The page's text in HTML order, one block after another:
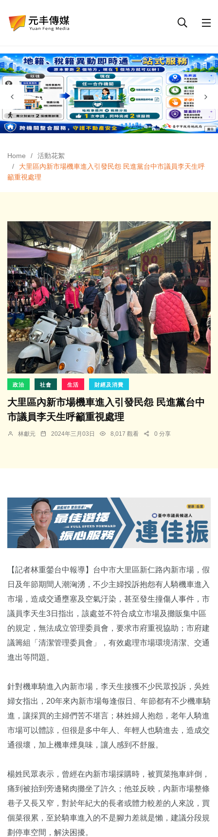
Home
活動花絮
大里區內新市場機車進入引發民怨 民進黨台中市議員李天生呼
籲重視處理
政治 社會 生活 財經及消費
大里區內新市場機車進入引發民怨 民進黨台中
市議員李天生呼籲重視處理
林獻元 2024年三月03日 8,017 觀看 0 分享
【記者林重鎣台中報導】台中市大里區新仁路內新市場，假
日及年節期間人潮洶湧，不少主婦投訴抱怨有人騎機車進入
市場，造成交通壅塞及空氣汙染，甚至發生撞傷人事件，市
議員李天生3日指出，該處並不符合成立市場及攤販集中區
的規定，無法成立管理委員會，要求市府重視協助；市府建
議籌組「清潔管理委員會」，有效處理市場環境清潔、交通
進出等問題。
針對機車騎進入內新市場，李天生接獲不少民眾投訴，吳姓
婦女指出，20年來內新市場每逢假日、年節都有不少機車騎
進，讓採買的主婦們苦不堪言；林姓婦人抱怨，老年人騎進
市場可以體諒，但很是多中年人、年輕人也騎進去，造成交
通很壞，加上機車煙臭味，讓人感到不舒服。
楊姓民眾表示，曾經在內新市場採購時，被買菜拖車絆倒，
痛到被抬到旁邊豬肉攤坐了許久；他並反映，內新市場整條
巷子又長又窄，對於年紀大的長者或體力較差的人來說，買
個菜很累，至於騎車進入的不是腳力差就是懶，建議分段規
劃停車空間，解決困擾。